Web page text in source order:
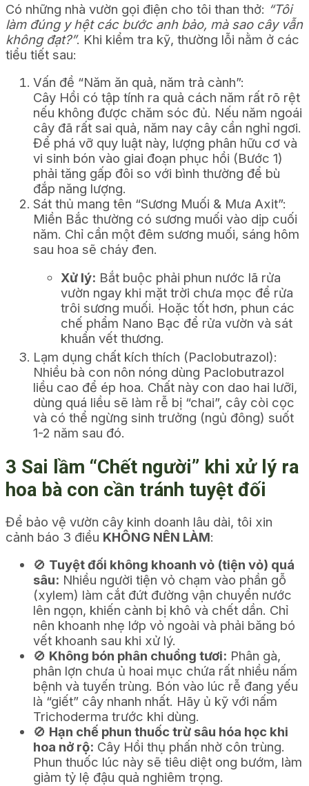
Có những nhà vườn gọi điện cho tôi than thở: “Tôi
làm đúng y hệt các bước anh bảo, mà sao cây vẫn
không đạt?”. Khi kiểm tra kỹ, thường lỗi nằm ở các
tiểu tiết sau:
Vấn đề “Năm ăn quả, năm trả cành”:
Cây Hồi có tập tính ra quả cách năm rất rõ rệt
nếu không được chăm sóc đủ. Nếu năm ngoái
cây đã rất sai quả, năm nay cây cần nghỉ ngơi.
Để phá vỡ quy luật này, lượng phân hữu cơ và
vi sinh bón vào giai đoạn phục hồi (Bước 1)
phải tăng gấp đôi so với bình thường để bù
đắp năng lượng.
Sát thủ mang tên “Sương Muối & Mưa Axit”:
Miền Bắc thường có sương muối vào dịp cuối
năm. Chỉ cần một đêm sương muối, sáng hôm
sau hoa sẽ cháy đen.
Xử lý: Bắt buộc phải phun nước lã rửa
vườn ngay khi mặt trời chưa mọc để rửa
trôi sương muối. Hoặc tốt hơn, phun các
chế phẩm Nano Bạc để rửa vườn và sát
khuẩn vết thương.
Lạm dụng chất kích thích (Paclobutrazol):
Nhiều bà con nôn nóng dùng Paclobutrazol
liều cao để ép hoa. Chất này con dao hai lưỡi,
dùng quá liều sẽ làm rễ bị “chai”, cây còi cọc
và có thể ngừng sinh trưởng (ngủ đông) suốt
1-2 năm sau đó.
3 Sai lầm “Chết người” khi xử lý ra
hoa bà con cần tránh tuyệt đối
Để bảo vệ vườn cây kinh doanh lâu dài, tôi xin
cảnh báo 3 điều KHÔNG NÊN LÀM:
🚫 Tuyệt đối không khoanh vỏ (tiện vỏ) quá
sâu: Nhiều người tiện vỏ chạm vào phần gỗ
(xylem) làm cắt đứt đường vận chuyển nước
lên ngọn, khiến cành bị khô và chết dần. Chỉ
nên khoanh nhẹ lớp vỏ ngoài và phải băng bó
vết khoanh sau khi xử lý.
🚫 Không bón phân chuồng tươi: Phân gà,
phân lợn chưa ủ hoai mục chứa rất nhiều nấm
bệnh và tuyến trùng. Bón vào lúc rễ đang yếu
là “giết” cây nhanh nhất. Hãy ủ kỹ với nấm
Trichoderma trước khi dùng.
🚫 Hạn chế phun thuốc trừ sâu hóa học khi
hoa nở rộ: Cây Hồi thụ phấn nhờ côn trùng.
Phun thuốc lúc này sẽ tiêu diệt ong bướm, làm
giảm tỷ lệ đậu quả nghiêm trọng.